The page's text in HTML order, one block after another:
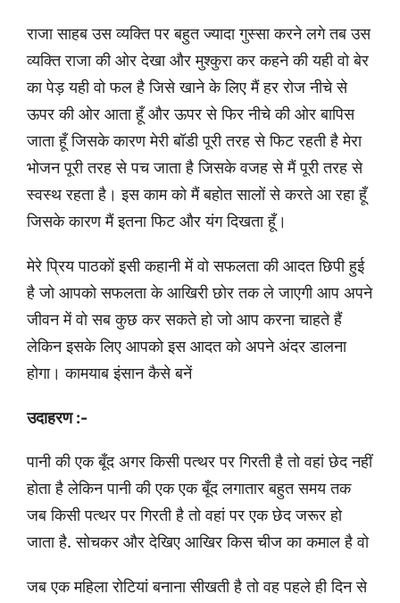
राजा साहब उस व्यक्ति पर बहुत ज्यादा गुस्सा करने लगे तब उस
व्यक्ति राजा की ओर देखा और मुश्कुरा कर कहने की यही वो बेर
का पेड़ यही वो फल है जिसे खाने के लिए मैं हर रोज नीचे से
ऊपर की ओर आता हूँ और ऊपर से फिर नीचे की ओर बापिस
जाता हूँ जिसके कारण मेरी बॉडी पूरी तरह से फिट रहती है मेरा
भोजन पूरी तरह से पच जाता है जिसके वजह से मैं पूरी तरह से
स्वस्थ रहता है। इस काम को मैं बहोत सालों से करते आ रहा हूँ
जिसके कारण मैं इतना फिट और यंग दिखता हूँ।
मेरे प्रिय पाठकों इसी कहानी में वो सफलता की आदत छिपी हुई
है जो आपको सफलता के आखिरी छोर तक ले जाएगी आप अपने
जीवन में वो सब कुछ कर सकते हो जो आप करना चाहते हैं
लेकिन इसके लिए आपको इस आदत को अपने अंदर डालना
होगा। कामयाब इंसान कैसे बनें
उदाहरण :-
पानी की एक बूँद अगर किसी पत्थर पर गिरती है तो वहां छेद नहीं
होता है लेकिन पानी की एक एक बूँद लगातार बहुत समय तक
जब किसी पत्थर पर गिरती है तो वहां पर एक छेद जरूर हो
जाता है. सोचकर और देखिए आखिर किस चीज का कमाल है वो
जब एक महिला रोटियां बनाना सीखती है तो वह पहले ही दिन से